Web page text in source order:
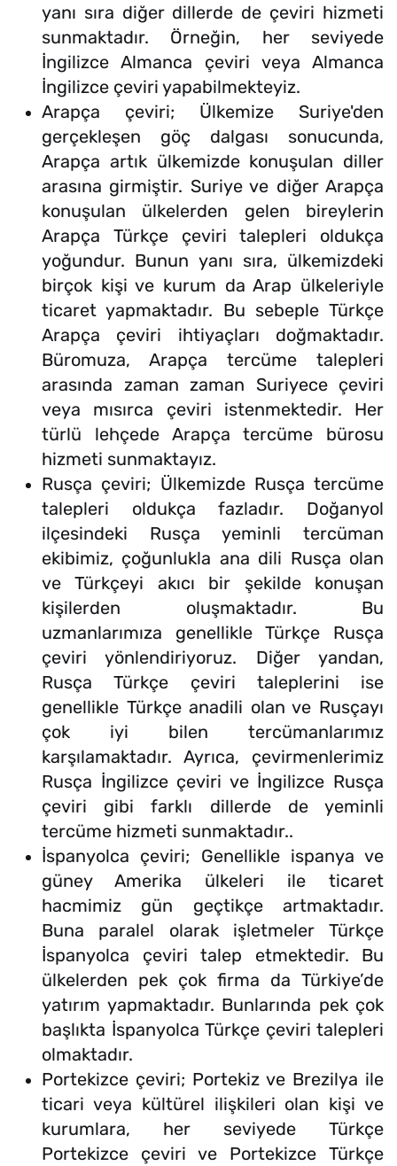
yanı sıra diğer dillerde de çeviri hizmeti
sunmaktadır. Örneğin, her seviyede
İngilizce Almanca çeviri veya Almanca
İngilizce çeviri yapabilmekteyiz.
Arapça çeviri; Ülkemize Suriye'den
gerçekleşen göç dalgası sonucunda,
Arapça artık ülkemizde konuşulan diller
arasına girmiştir. Suriye ve diğer Arapça
konuşulan ülkelerden gelen bireylerin
Arapça Türkçe çeviri talepleri oldukça
yoğundur. Bunun yanı sıra, ülkemizdeki
birçok kişi ve kurum da Arap ülkeleriyle
ticaret yapmaktadır. Bu sebeple Türkçe
Arapça çeviri ihtiyaçları doğmaktadır.
Büromuza, Arapça tercüme talepleri
arasında zaman zaman Suriyece çeviri
veya mısırca çeviri istenmektedir. Her
türlü lehçede Arapça tercüme bürosu
hizmeti sunmaktayız.
Rusça çeviri; Ülkemizde Rusça tercüme
talepleri oldukça fazladır. Doğanyol
ilçesindeki Rusça yeminli tercüman
ekibimiz, çoğunlukla ana dili Rusça olan
ve Türkçeyi akıcı bir şekilde konuşan
kişilerden oluşmaktadır. Bu
uzmanlarımıza genellikle Türkçe Rusça
çeviri yönlendiriyoruz. Diğer yandan,
Rusça Türkçe çeviri taleplerini ise
genellikle Türkçe anadili olan ve Rusçayı
çok iyi bilen tercümanlarımız
karşılamaktadır. Ayrıca, çevirmenlerimiz
Rusça İngilizce çeviri ve İngilizce Rusça
çeviri gibi farklı dillerde de yeminli
tercüme hizmeti sunmaktadır..
İspanyolca çeviri; Genellikle ispanya ve
güney Amerika ülkeleri ile ticaret
hacmimiz gün geçtikçe artmaktadır.
Buna paralel olarak işletmeler Türkçe
İspanyolca çeviri talep etmektedir. Bu
ülkelerden pek çok firma da Türkiye’de
yatırım yapmaktadır. Bunlarında pek çok
başlıkta İspanyolca Türkçe çeviri talepleri
olmaktadır.
Portekizce çeviri; Portekiz ve Brezilya ile
ticari veya kültürel ilişkileri olan kişi ve
kurumlara, her seviyede Türkçe
Portekizce çeviri ve Portekizce Türkçe